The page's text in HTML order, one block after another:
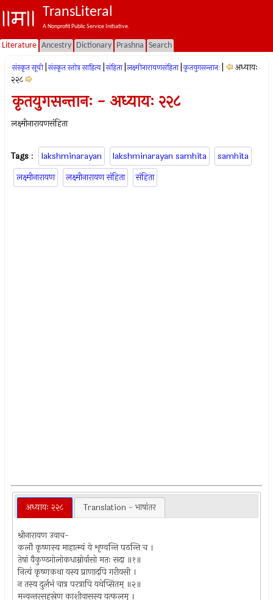
TransLiteral
A Nonprofit Public Service Initiative.
Literature Ancestry Dictionary Prashna Search
संस्कृत सूची संस्कृत स्तोत्र साहित्य संहिता लक्ष्मीनारायणसंहिता कृतयुगसन्तानः
अध्यायः
२२८
कृतयुगसन्तानः - अध्यायः २२८
लक्ष्मीनारायणसंहिता
Tags : lakshminarayan lakshminarayan samhita
samhita
लक्ष्मीनारायण
लक्ष्मीनारायण संहिता संहिता
अध्यायः २२८ Translation - भाषांतर
श्रीनारायण उवाच-
कलौ कृष्णस्य माहात्म्यं ये शृण्वन्ति पठन्ति च ।
तेषां वैकुण्ठगोलोकधाम्नोर्वासो मतः सदा ॥१॥
नित्यं कृष्णकथा यस्य प्राणादपि गरीयसी ।
न तस्य दुर्लभं चात्र परत्रापि यथेप्सितम् ॥२॥
मन्वन्तरसहस्रेण काशीवासस्य यत्फलम् ।